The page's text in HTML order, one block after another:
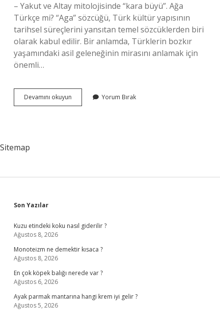
– Yakut ve Altay mitolojisinde “kara büyü”. Ağa
Türkçe mi? “Aga” sözcüğü, Türk kültür yapısının
tarihsel süreçlerini yansıtan temel sözcüklerden biri
olarak kabul edilir. Bir anlamda, Türklerin bozkır
yaşamındaki asil geleneğinin mirasını anlamak için
önemli…
Devamını okuyun
Sözlükte
Yorum Bırak
Sitemap
Sidebar
Son Yazılar
Kuzu etindeki koku nasıl giderilir ?
Ağustos 8, 2026
Monoteizm ne demektir kısaca ?
Ağustos 8, 2026
En çok köpek balığı nerede var ?
Ağustos 6, 2026
Ayak parmak mantarına hangi krem iyi gelir ?
Ağustos 5, 2026